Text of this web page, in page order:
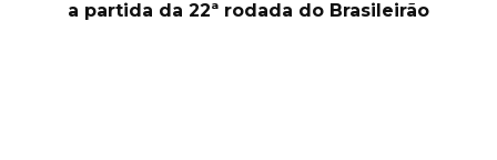
a partida da 22ª rodada do Brasileirão